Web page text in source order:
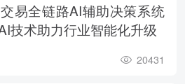
易全链路AI辅助决策系统
技术助力行业智能化升级
20431